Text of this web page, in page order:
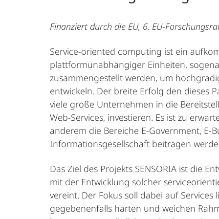
Finanziert durch die EU, 6. EU-
Service-oriented computing ist ein
plattformunabhängiger Einheiten,
zusammengestellt werden, um
entwickeln. Der breite Erfolg den dieses
viele große Unternehmen in die
Web-Services, investieren. Es ist zu
anderem die Bereiche E-Government, E-
Informationsgesellschaft beitragen
Das Ziel des Projekts SENSORIA ist die
mit der Entwicklung solcher
vereint. Der Fokus soll dabei auf
gegebenenfalls harten und weichen